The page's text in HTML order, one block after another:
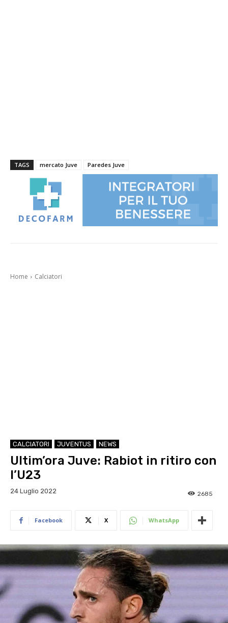
TAGS mercato Juve Paredes Juve